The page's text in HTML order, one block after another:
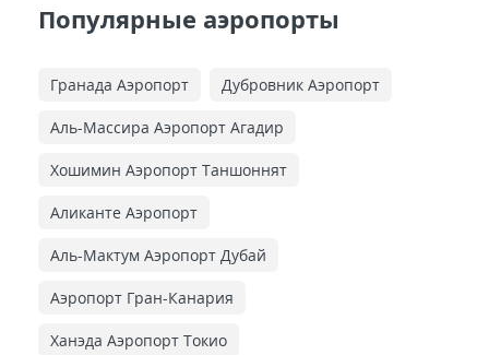
Популярные аэропорты
Гранада Аэропорт Дубровник Аэропорт
Аль-Массира Аэропорт Агадир
Хошимин Аэропорт Таншоннят
Аликанте Аэропорт
Аль-Мактум Аэропорт Дубай
Аэропорт Гран-Канария
Ханэда Аэропорт Токио